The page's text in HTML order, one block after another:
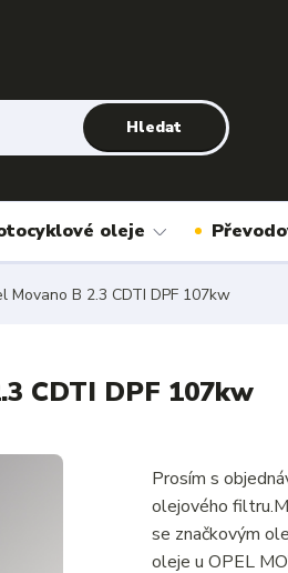
Hledat
oleje
B 2.3 CDTI DPF 107kw
CDTI DPF 107kw
Prosím s
olejového
se značkovým
oleje u OPEL